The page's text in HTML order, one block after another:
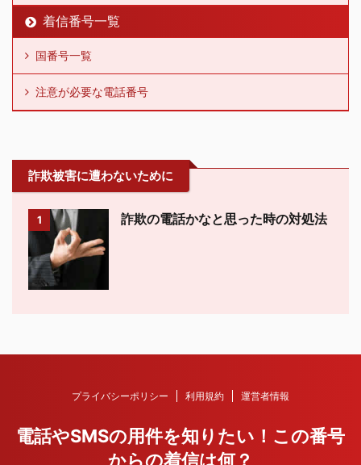
着信番号一覧
国番号一覧
注意が必要な電話番号
詐欺被害に遭わないために
1 詐欺の電話かなと思った時の対処法
プライバシーポリシー 利用規約 運営者情報
電話やSMSの用件を知りたい！この番号
からの着信は何？